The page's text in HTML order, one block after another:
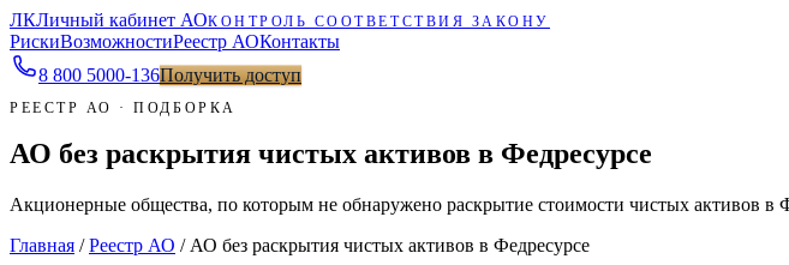
ЛКЛичный кабинет АОКОНТРОЛЬ СООТВЕТСТВИЯ ЗАКОНУ
РискиВозможностиРеестр АОКонтакты
8 800 5000-136Получить доступ
РЕЕСТР АО · ПОДБОРКА
АО без раскрытия чистых активов в Федресурсе
Акционерные общества, по которым не обнаружено раскрытие стоимости чистых активов
Главная /Реестр АО / АО без раскрытия чистых активов в Федресурсе